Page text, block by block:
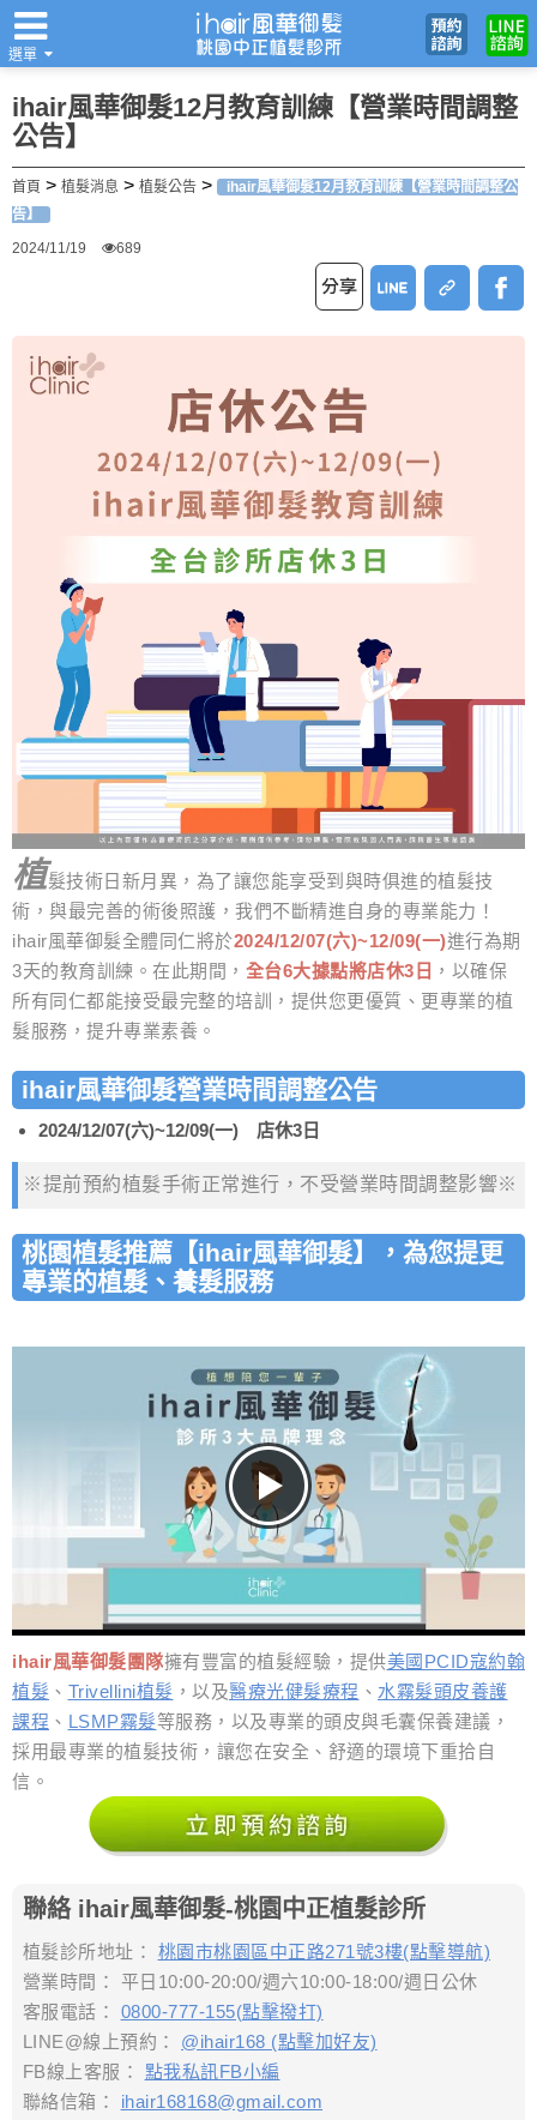
選單
ihair風華御髮12月教育訓練【營業時間調整
公告】
首頁 > 植髮消息 > 植髮公告 >
ihair風華御髮12月教育訓練【營業時間調整公
告】
2024/11/19
689
植髮技術日新月異，為了讓您能享受到與時俱進的植髮技
術，與最完善的術後照護，我們不斷精進自身的專業能力！
ihair風華御髮全體同仁將於2024/12/07(六)~12/09(一)進行為期
3天的教育訓練。在此期間， 全台6大據點將店休3日 ，以確保
所有同仁都能接受最完整的培訓，提供您更優質、更專業的植
髮服務，提升專業素養。
ihair風華御髮營業時間調整公告
2024/12/07(六)~12/09(一) 店休3日
※提前預約植髮手術正常進行，不受營業時間調整影響※
桃園植髮推薦【ihair風華御髮】，為您提更
專業的植髮、養髮服務
ihair風華御髮團隊擁有豐富的植髮經驗，提供美國PCID寇約翰
植髮 、 Trivellini植髮 ，以及醫療光健髮療程 、 水霧髮頭皮養護
課程 、 LSMP霧髮等服務，以及專業的頭皮與毛囊保養建議，
採用最專業的植髮技術，讓您在安全、舒適的環境下重拾自
信。
聯絡 ihair風華御髮-桃園中正植髮診所
植髮診所地址： 桃園市桃園區中正路271號3樓(點擊導航)
營業時間： 平日10:00-20:00/週六10:00-18:00/週日公休
客服電話： 0800-777-155(點擊撥打)
LINE@線上預約： @ihair168 (點擊加好友)
FB線上客服： 點我私訊FB小編
聯絡信箱： ihair168168@gmail.com